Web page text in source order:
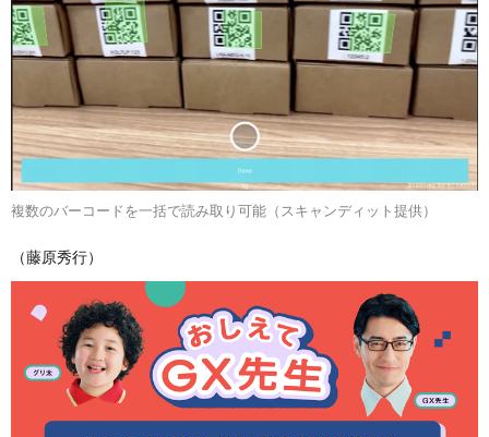
複数のバーコードを一括で読み取り可能（スキャンディット提供）
（藤原秀行）